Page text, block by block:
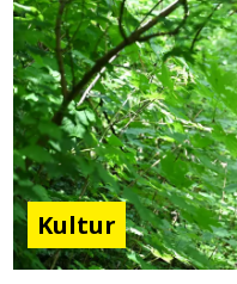
Kultur